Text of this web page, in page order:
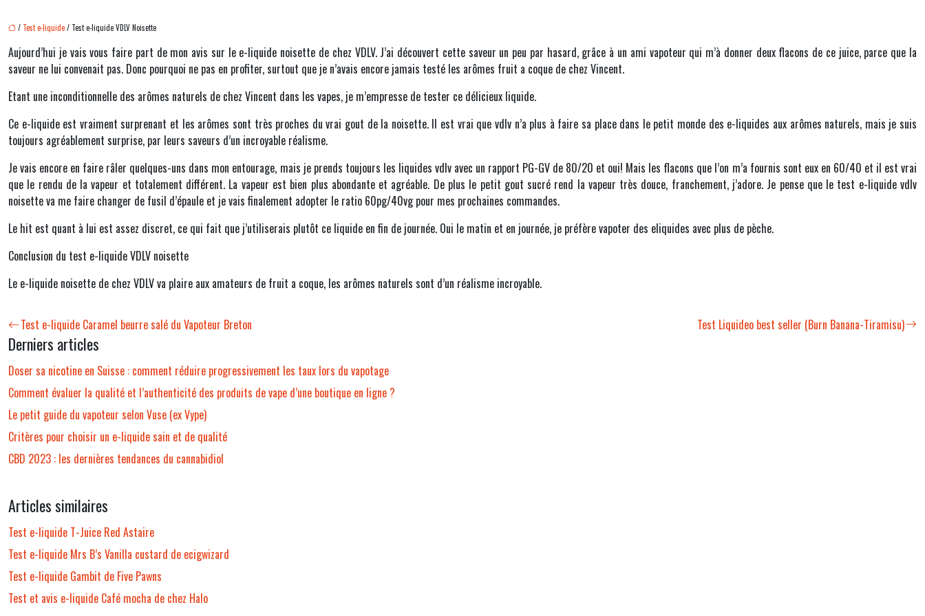
/ Test e-liquide/ Test e-liquide VDLV Noisette
Aujourd’hui je vais vous faire part de mon avis sur le e-liquide noisette de chez VDLV. J’ai découvert cette saveur un peu par hasard, grâce à un ami vapoteur qui m’à donner deux flacons de ce juice, parce que la
saveur ne lui convenait pas. Donc pourquoi ne pas en profiter, surtout que je n’avais encore jamais testé les arômes fruit a coque de chez Vincent.
Etant une inconditionnelle des arômes naturels de chez Vincent dans les vapes, je m’empresse de tester ce délicieux liquide.
Ce e-liquide est vraiment surprenant et les arômes sont très proches du vrai gout de la noisette. Il est vrai que vdlv n’a plus à faire sa place dans le petit monde des e-liquides aux arômes naturels, mais je suis
toujours agréablement surprise, par leurs saveurs d’un incroyable réalisme.
Je vais encore en faire râler quelques-uns dans mon entourage, mais je prends toujours les liquides vdlv avec un rapport PG-GV de 80/20 et oui! Mais les flacons que l’on m’a fournis sont eux en 60/40 et il est vrai
que le rendu de la vapeur et totalement différent. La vapeur est bien plus abondante et agréable. De plus le petit gout sucré rend la vapeur très douce, franchement, j’adore. Je pense que le test e-liquide vdlv
noisette va me faire changer de fusil d’épaule et je vais finalement adopter le ratio 60pg/40vg pour mes prochaines commandes.
Le hit est quant à lui est assez discret, ce qui fait que j’utiliserais plutôt ce liquide en fin de journée. Oui le matin et en journée, je préfère vapoter des eliquides avec plus de pèche.
Conclusion du test e-liquide VDLV noisette
Le e-liquide noisette de chez VDLV va plaire aux amateurs de fruit a coque, les arômes naturels sont d’un réalisme incroyable.
Test e-liquide Caramel beurre salé du Vapoteur Breton Test Liquideo best seller (Burn Banana-Tiramisu)
Derniers articles
Doser sa nicotine en Suisse : comment réduire progressivement les taux lors du vapotage
Comment évaluer la qualité et l’authenticité des produits de vape d’une boutique en ligne ?
Le petit guide du vapoteur selon Vuse (ex Vype)
Critères pour choisir un e-liquide sain et de qualité
CBD 2023 : les dernières tendances du cannabidiol
Articles similaires
Test e-liquide T-Juice Red Astaire
Test e-liquide Mrs B’s Vanilla custard de ecigwizard
Test e-liquide Gambit de Five Pawns
Test et avis e-liquide Café mocha de chez Halo